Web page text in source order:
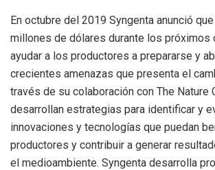
En octubre del 2019 Syngenta anunció
millones de dólares durante los próximos
ayudar a los productores a prepararse y
crecientes amenazas que presenta el
través de su colaboración con The Nature
desarrollan estrategias para identificar y
innovaciones y tecnologías que puedan
productores y contribuir a generar
el medioambiente. Syngenta desarrolla